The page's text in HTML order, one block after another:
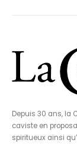
Depuis 30 ans, la
caviste en
spiritueux ainsi